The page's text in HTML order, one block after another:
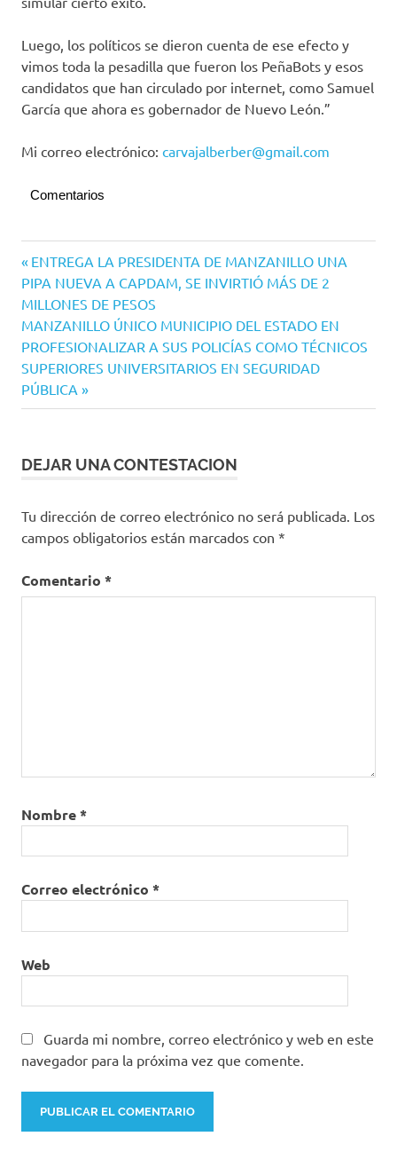
Luego, los políticos se dieron cuenta de ese efecto y
vimos toda la pesadilla que fueron los PeñaBots y esos
candidatos que han circulado por internet, como Samuel
García que ahora es gobernador de Nuevo León.”
Mi correo electrónico: carvajalberber@gmail.com
Comentarios
Navegación
de
entradas
Entrada
anterior:
ENTREGA LA PRESIDENTA DE MANZANILLO UNA
PIPA NUEVA A CAPDAM, SE INVIRTIÓ MÁS DE 2
MILLONES DE PESOS
Siguiente
entrada:
MANZANILLO ÚNICO MUNICIPIO DEL ESTADO EN
PROFESIONALIZAR A SUS POLICÍAS COMO TÉCNICOS
SUPERIORES UNIVERSITARIOS EN SEGURIDAD
PÚBLICA
DEJAR UNA CONTESTACION
Tu dirección de correo electrónico no será publicada. Los
campos obligatorios están marcados con *
Comentario *
Nombre*
Correo electrónico *
Web
Guarda mi nombre, correo electrónico y web en este
navegador para la próxima vez que comente.